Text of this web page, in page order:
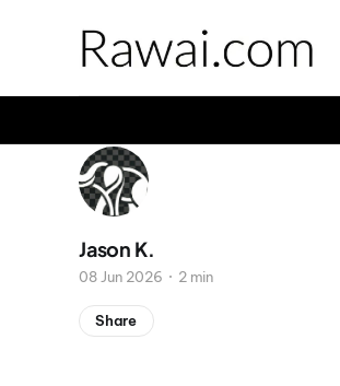
Jason K.
08 Jun 2026 2 min
Share